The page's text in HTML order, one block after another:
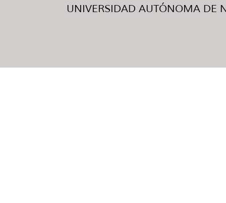
UNIVERSIDAD AUTÓNOMA DE